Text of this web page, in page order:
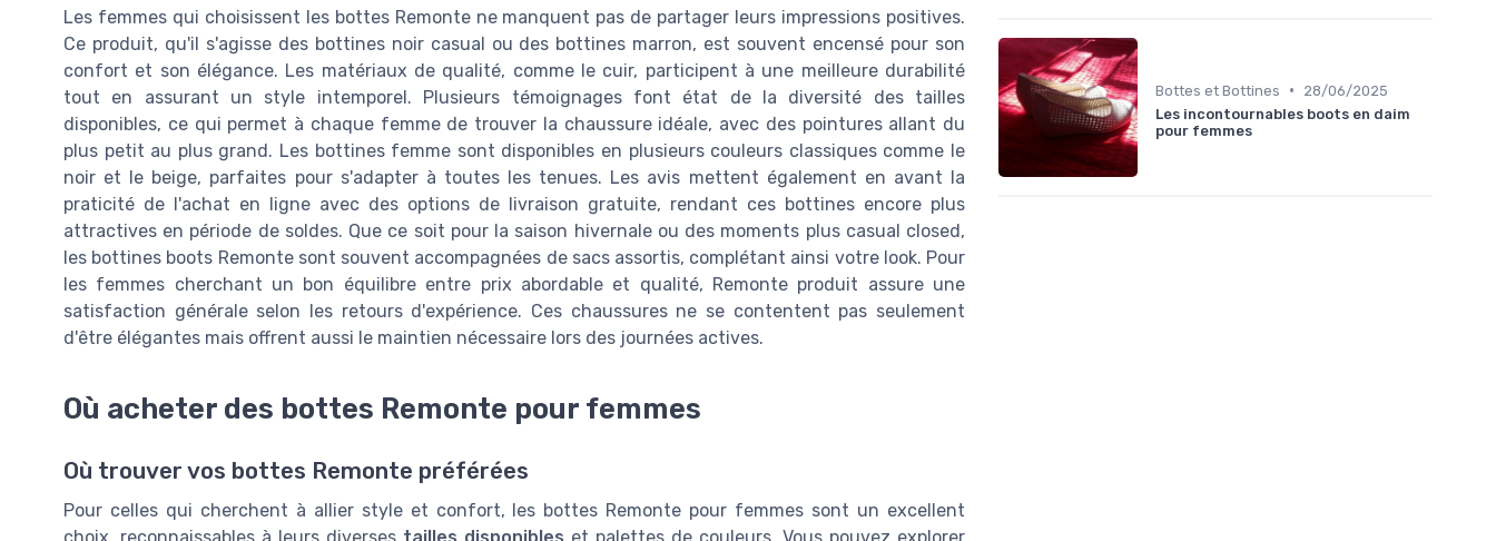
Les femmes qui choisissent les bottes Remonte ne manquent pas de partager leurs impressions positives.
Ce produit, qu'il s'agisse des bottines noir casual ou des bottines marron, est souvent encensé pour son
confort et son élégance. Les matériaux de qualité, comme le cuir, participent à une meilleure durabilité
tout en assurant un style intemporel. Plusieurs témoignages font état de la diversité des tailles
disponibles, ce qui permet à chaque femme de trouver la chaussure idéale, avec des pointures allant du
plus petit au plus grand. Les bottines femme sont disponibles en plusieurs couleurs classiques comme le
noir et le beige, parfaites pour s'adapter à toutes les tenues. Les avis mettent également en avant la
praticité de l'achat en ligne avec des options de livraison gratuite, rendant ces bottines encore plus
attractives en période de soldes. Que ce soit pour la saison hivernale ou des moments plus casual closed,
les bottines boots Remonte sont souvent accompagnées de sacs assortis, complétant ainsi votre look. Pour
les femmes cherchant un bon équilibre entre prix abordable et qualité, Remonte produit assure une
satisfaction générale selon les retours d'expérience. Ces chaussures ne se contentent pas seulement
d'être élégantes mais offrent aussi le maintien nécessaire lors des journées actives.
Où acheter des bottes Remonte pour femmes
Où trouver vos bottes Remonte préférées
Pour celles qui cherchent à allier style et confort, les bottes Remonte pour femmes sont un excellent
Bottes et Bottines •
28/06/2025
Les incontournables boots en daim
pour femmes